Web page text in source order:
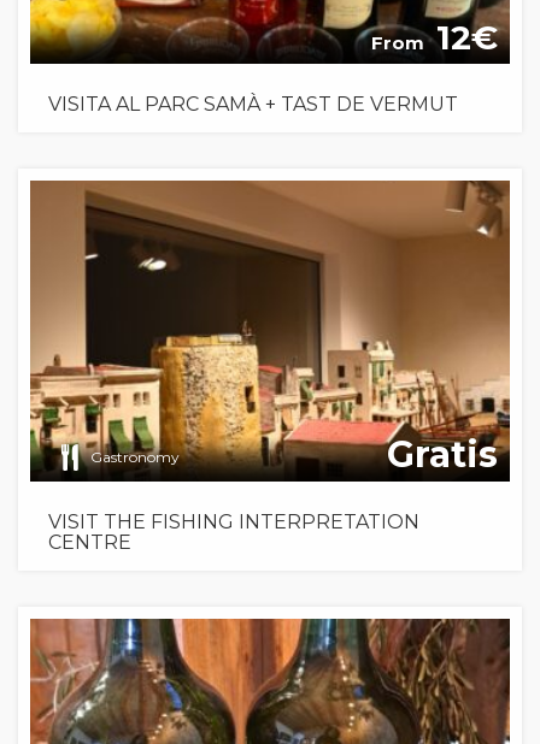
From 12
VISITA AL PARC SAMÀ + TAST DE VERMUT
Gastronomy Gratis
VISIT THE FISHING INTERPRETATION
CENTRE